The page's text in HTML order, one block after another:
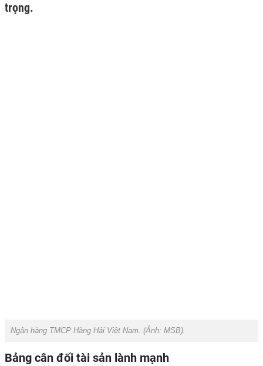
trọng.
Ngân hàng TMCP Hàng Hải Việt Nam. (Ảnh: MSB).
Bảng cân đối tài sản lành mạnh